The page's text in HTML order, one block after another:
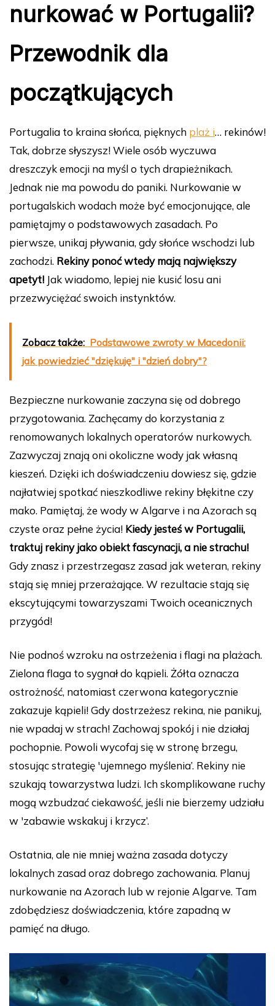
nurkować w Portugalii?
Przewodnik dla
początkujących
Portugalia to kraina słońca, pięknych plaż i… rekinów!
Tak, dobrze słyszysz! Wiele osób wyczuwa
dreszczyk emocji na myśl o tych drapieżnikach.
Jednak nie ma powodu do paniki. Nurkowanie w
portugalskich wodach może być emocjonujące, ale
pamiętajmy o podstawowych zasadach. Po
pierwsze, unikaj pływania, gdy słońce wschodzi lub
zachodzi. Rekiny ponoć wtedy mają największy
apetyt! Jak wiadomo, lepiej nie kusić losu ani
przezwyciężać swoich instynktów.
Zobacz także: Podstawowe zwroty w Macedonii:
jak powiedzieć "dziękuję" i "dzień dobry"?
Bezpieczne nurkowanie zaczyna się od dobrego
przygotowania. Zachęcamy do korzystania z
renomowanych lokalnych operatorów nurkowych.
Zazwyczaj znają oni okoliczne wody jak własną
kieszeń. Dzięki ich doświadczeniu dowiesz się, gdzie
najłatwiej spotkać nieszkodliwe rekiny błękitne czy
mako. Pamiętaj, że wody w Algarve i na Azorach są
czyste oraz pełne życia! Kiedy jesteś w Portugalii,
traktuj rekiny jako obiekt fascynacji, a nie strachu!
Gdy znasz i przestrzegasz zasad jak weteran, rekiny
stają się mniej przerażające. W rezultacie stają się
ekscytującymi towarzyszami Twoich oceanicznych
przygód!
Nie podnoś wzroku na ostrzeżenia i flagi na plażach.
Zielona flaga to sygnał do kąpieli. Żółta oznacza
ostrożność, natomiast czerwona kategorycznie
zakazuje kąpieli! Gdy dostrzeżesz rekina, nie panikuj,
nie wpadaj w strach! Zachowaj spokój i nie działaj
pochopnie. Powoli wycofaj się w stronę brzegu,
stosując strategię 'ujemnego myślenia’. Rekiny nie
szukają towarzystwa ludzi. Ich skomplikowane ruchy
mogą wzbudzać ciekawość, jeśli nie bierzemy udziału
w 'zabawie wskakuj i krzycz’.
Ostatnia, ale nie mniej ważna zasada dotyczy
lokalnych zasad oraz dobrego zachowania. Planuj
nurkowanie na Azorach lub w rejonie Algarve. Tam
zdobędziesz doświadczenia, które zapadną w
pamięć na długo.